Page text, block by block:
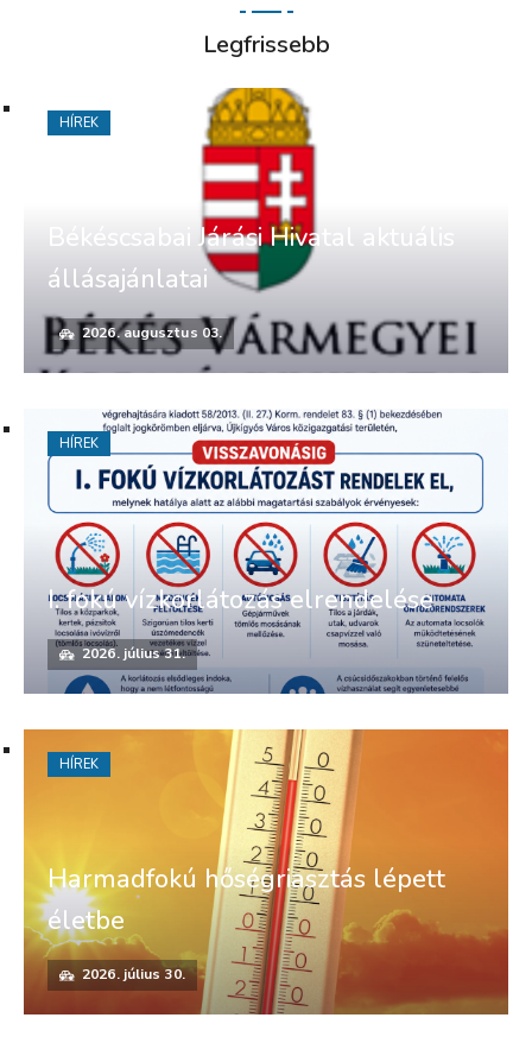
Legfrissebb
Békéscsabai Járási Hivatal aktuális
állásajánlatai
2026. augusztus 03.
HÍREK
I. fokú vízkorlátozás elrendelése
2026. július 31.
HÍREK
Harmadfokú hőségriasztás lépett
életbe
2026. július 30.
HÍREK